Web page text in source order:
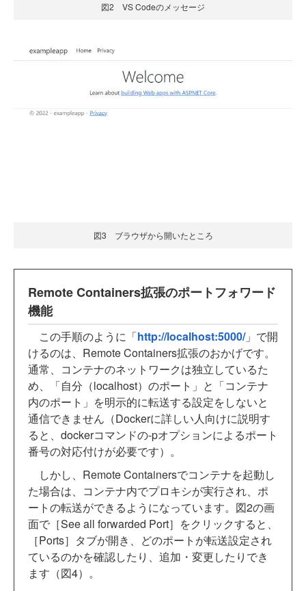
図2 VS Codeのメッセージ
図3 ブラウザから開いたところ
Remote Containers拡張のポートフォワード
機能
この手順のように「http://localhost:5000/」で開
けるのは、Remote Containers拡張のおかげです。
通常、コンテナのネットワークは独立しているた
め、「自分（localhost）のポート」と「コンテナ
内のポート」を明示的に転送する設定をしないと
通信できません（Dockerに詳しい人向けに説明す
ると、dockerコマンドの-pオプションによるポート
番号の対応付けが必要です）。
しかし、Remote Containersでコンテナを起動し
た場合は、コンテナ内でプロキシが実行され、ポ
ートの転送ができるようになっています。図2の画
面で［See all forwarded Port］をクリックすると、
［Ports］タブが開き、どのポートが転送設定され
ているのかを確認したり、追加・変更したりでき
ます（図4）。